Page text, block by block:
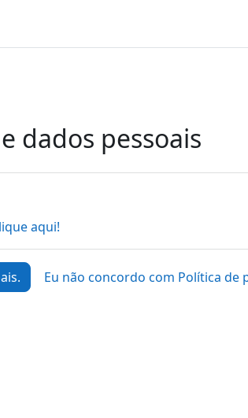
dados pessoais
aqui!
Eu não concordo com Política de